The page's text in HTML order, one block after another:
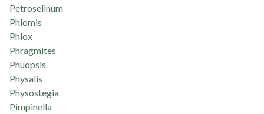
Petroselinum
Phlomis
Phlox
Phragmites
Phuopsis
Physalis
Physostegia
Pimpinella